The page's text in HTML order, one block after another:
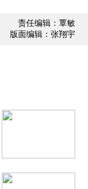
责任编辑：覃敏
版面编辑：张翔宇